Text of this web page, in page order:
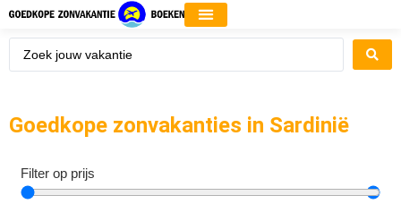
Goedkope zonvakanties in Sardinië
Filter op prijs